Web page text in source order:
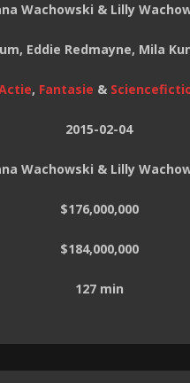
Wachowski & Lilly
Eddie Redmayne, Mila
, Fantasie &
2015-02-04
Wachowski & Lilly
$176,000,000
$184,000,000
127 min